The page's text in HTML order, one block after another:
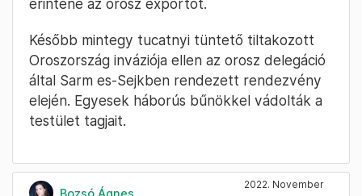
érintené az orosz exportot.
Később mintegy tucatnyi tüntető tiltakozott
Oroszország inváziója ellen az orosz delegáció
által Sarm es-Sejkben rendezett rendezvény
elején. Egyesek háborús bűnökkel vádolták a
testület tagjait.
Bozsó Ágnes
2022. November